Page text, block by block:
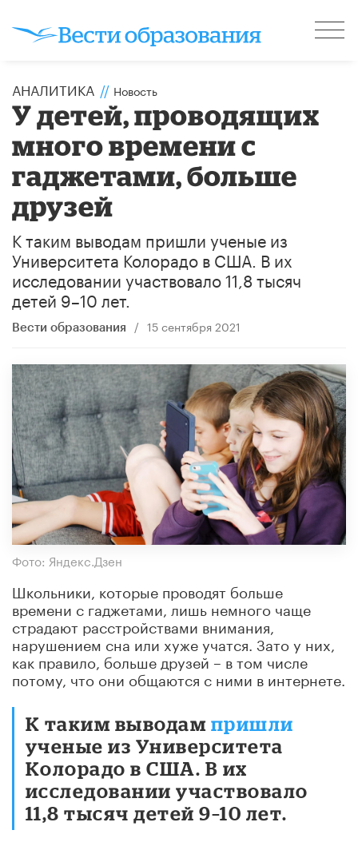
АНАЛИТИКА // Новость
У детей, проводящих
много времени с
гаджетами, больше
друзей
К таким выводам пришли ученые из
Университета Колорадо в США. В их
исследовании участвовало 11,8 тысяч
детей 9–10 лет.
Вести образования / 15 сентября 2021
Фото: Яндекс.Дзен
Школьники, которые проводят больше
времени с гаджетами, лишь немного чаще
страдают расстройствами внимания,
нарушением сна или хуже учатся. Зато у них,
как правило, больше друзей – в том числе
потому, что они общаются с ними в интернете.
К таким выводам пришли
ученые из Университета
Колорадо в США. В их
исследовании участвовало
11,8 тысяч детей 9–10 лет.